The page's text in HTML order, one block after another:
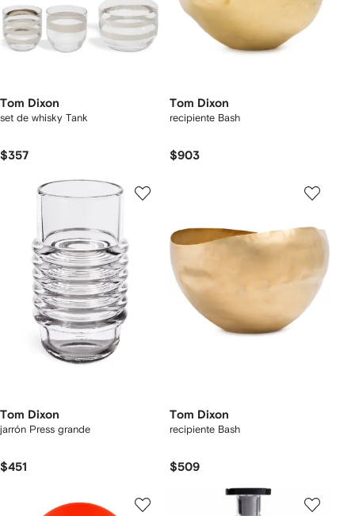
Tom Dixon
set de whisky Tank
$357
Tom Dixon
recipiente Bash
$903
Tom Dixon
jarrón Press grande
$451
Tom Dixon
recipiente Bash
$509